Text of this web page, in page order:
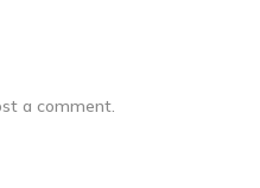
a comment.